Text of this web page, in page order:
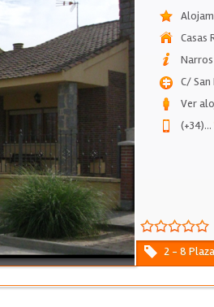
Casas
C/ San
Ver
(+34)...
2 - 8